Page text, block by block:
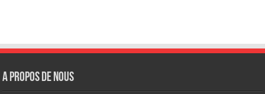
A Propos de Nous